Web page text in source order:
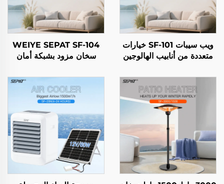
ويب سيبات SF-101 خيارات
متعددة من أنابيب الهالوجين
بطبقة من ألياف الكربون
والأحمر المطلي IP65
WEIYE SEPAT SF-104
سخان مزود بشبكة أمان
مع تحكم عن بعد ومطلي
بالذهب الوردي IP65